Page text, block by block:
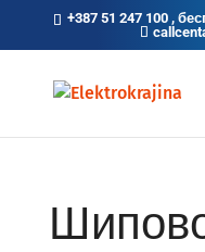
+387 51 247 100 ,